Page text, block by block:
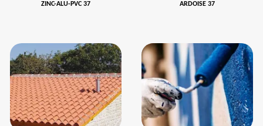
ZINC-ALU-PVC 37
ARDOISE 37